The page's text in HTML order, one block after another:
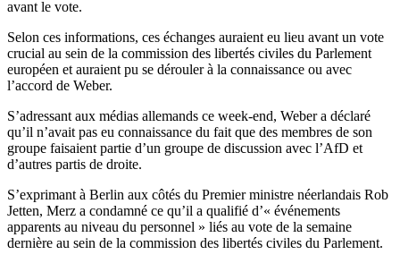
avant le vote.
Selon ces informations, ces échanges auraient eu lieu avant un vote
crucial au sein de la commission des libertés civiles du Parlement
européen et auraient pu se dérouler à la connaissance ou avec
l’accord de Weber.
S’adressant aux médias allemands ce week-end, Weber a déclaré
qu’il n’avait pas eu connaissance du fait que des membres de son
groupe faisaient partie d’un groupe de discussion avec l’AfD et
d’autres partis de droite.
S’exprimant à Berlin aux côtés du Premier ministre néerlandais Rob
Jetten, Merz a condamné ce qu’il a qualifié d’« événements
apparents au niveau du personnel » liés au vote de la semaine
dernière au sein de la commission des libertés civiles du Parlement.